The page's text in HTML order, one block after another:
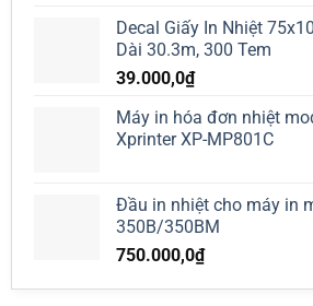
Decal Giấy In Nhiệt
Dài 30.3m, 300 Tem
39.000,0₫
Máy in hóa đơn nhiệt
Xprinter XP-MP801C
Đầu in nhiệt cho máy in
350B/350BM
750.000,0₫